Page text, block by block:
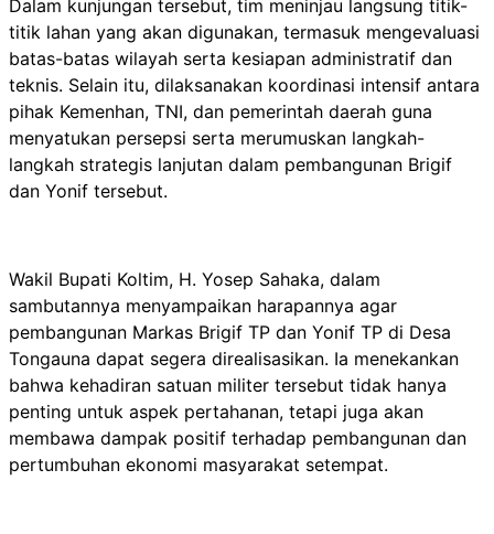
Dalam kunjungan tersebut, tim meninjau langsung titik-
titik lahan yang akan digunakan, termasuk mengevaluasi
batas-batas wilayah serta kesiapan administratif dan
teknis. Selain itu, dilaksanakan koordinasi intensif antara
pihak Kemenhan, TNI, dan pemerintah daerah guna
menyatukan persepsi serta merumuskan langkah-
langkah strategis lanjutan dalam pembangunan Brigif
dan Yonif tersebut.
Wakil Bupati Koltim, H. Yosep Sahaka, dalam
sambutannya menyampaikan harapannya agar
pembangunan Markas Brigif TP dan Yonif TP di Desa
Tongauna dapat segera direalisasikan. Ia menekankan
bahwa kehadiran satuan militer tersebut tidak hanya
penting untuk aspek pertahanan, tetapi juga akan
membawa dampak positif terhadap pembangunan dan
pertumbuhan ekonomi masyarakat setempat.